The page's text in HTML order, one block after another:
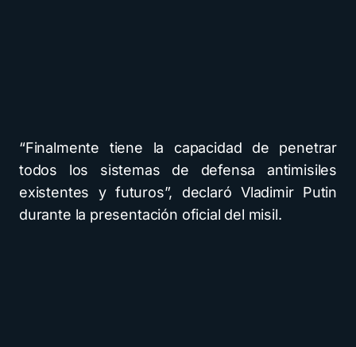
“Finalmente tiene la capacidad de penetrar
todos los sistemas de defensa antimisiles
existentes y futuros”, declaró Vladimir Putin
durante la presentación oficial del misil.